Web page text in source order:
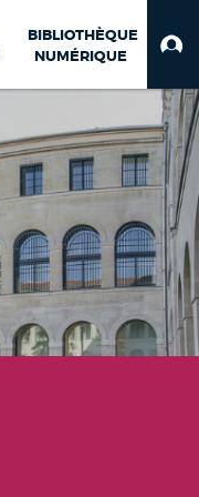
BIBLIOTHÈQUE
NUMÉRIQUE